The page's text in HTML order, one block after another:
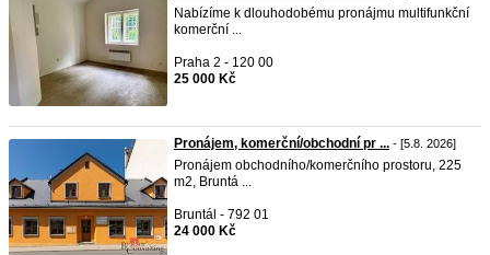
Nabízíme k dlouhodobému pronájmu multifunkční
komerční ...
Praha 2 - 120 00
25 000 Kč
Pronájem, komerční/obchodní pr ... - [5.8. 2026]
Pronájem obchodního/komerčního prostoru, 225
m2, Bruntá ...
Bruntál - 792 01
24 000 Kč